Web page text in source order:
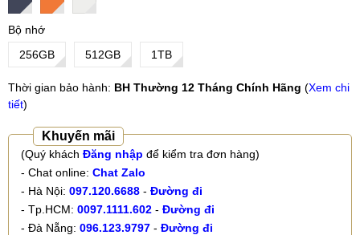
Bộ nhớ
256GB
512GB 1TB
Thời gian bảo hành: BH Thường 12 Tháng Chính Hãng (Xem chi
tiết)
Khuyến mãi
(Quý khách Đăng nhập để kiểm tra đơn hàng)
- Chat online: Chat Zalo
- Hà Nội: 097.120.6688 - Đường đi
- Tp.HCM: 0097.1111.602 - Đường đi
- Đà Nẵng: 096.123.9797 - Đường đi